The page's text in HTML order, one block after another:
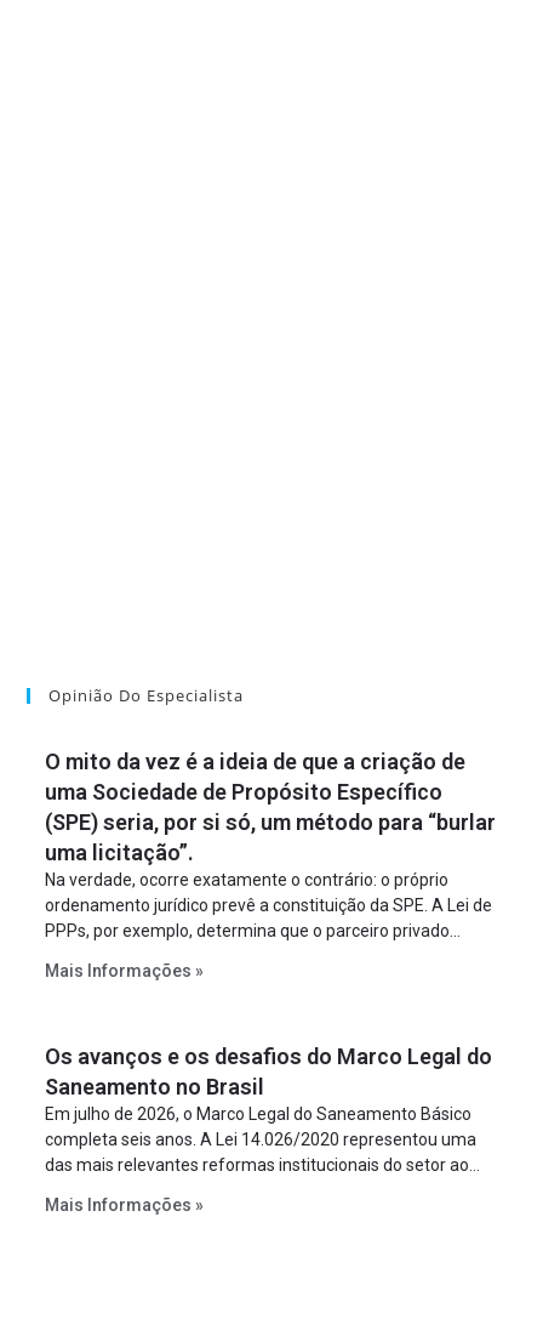
Opinião Do Especialista
O mito da vez é a ideia de que a criação de
uma Sociedade de Propósito Específico
(SPE) seria, por si só, um método para “burlar
uma licitação”.
Na verdade, ocorre exatamente o contrário: o próprio
ordenamento jurídico prevê a constituição da SPE. A Lei de
PPPs, por exemplo, determina que o parceiro privado
empreendimento. Ou seja, a suposta “fraude à licitação” é
projeto a projeto.
Mais Informações »
Os avanços e os desafios do Marco Legal do
Saneamento no Brasil
Em julho de 2026, o Marco Legal do Saneamento Básico
completa seis anos. A Lei 14.026/2020 representou uma
das mais relevantes reformas institucionais do setor ao
serviços, ampliar a participação da iniciativa privada,
Mais Informações »